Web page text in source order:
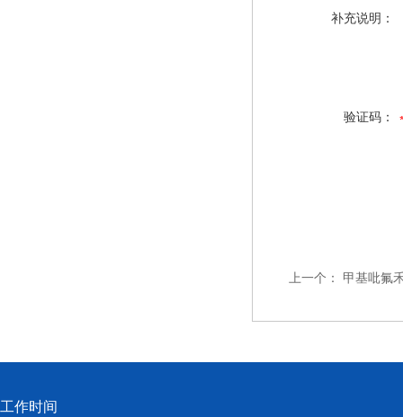
补充说明：
验证码：
上一个： 甲基吡氟
工作时间